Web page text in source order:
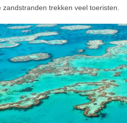
trekken veel toeristen.